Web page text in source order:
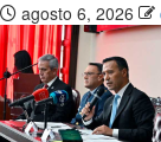
agosto 6, 2026